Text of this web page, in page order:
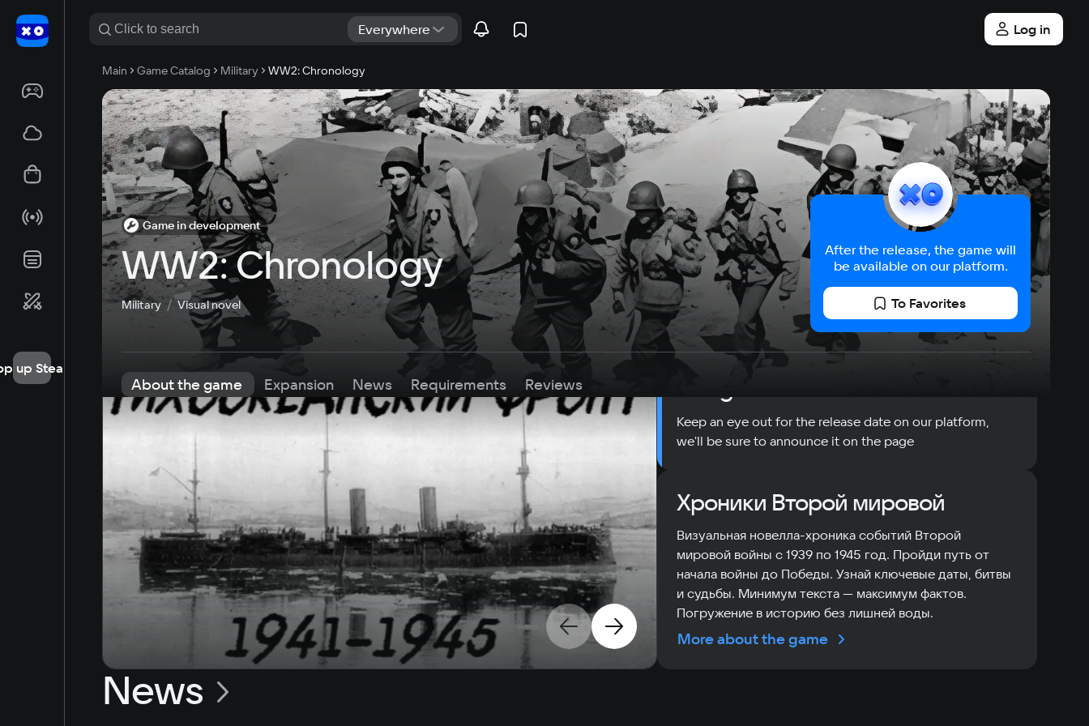
up Steam
Log in
Main Game Catalog Military WW2: Chronology
Game in development
WW2: Chronology
Military Visual novel
After the release, the game will
be available on our platform.
To Favorites
About the game Expansion News Requirements Reviews
Keep an eye out for the release date on our platform,
we'll be sure to announce it on the page
Хроники Второй мировой
Визуальная новелла-хроника событий Второй
мировой войны с 1939 по 1945 год. Пройди путь от
начала войны до Победы. Узнай ключевые даты, битвы
и судьбы. Минимум текста — максимум фактов.
Погружение в историю без лишней воды.
More about the game
News